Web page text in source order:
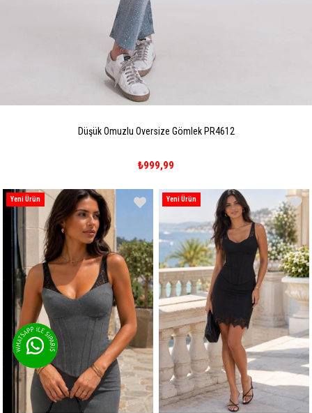
Düşük Omuzlu Oversize Gömlek PR4612
₺999,99
Yeni Ürün Yeni Ürün